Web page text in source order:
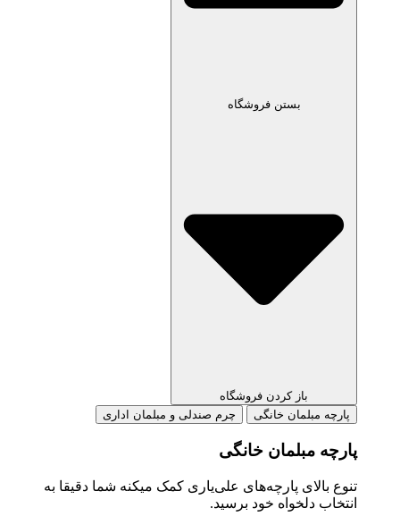
بستن فروشگاه
باز کردن فروشگاه
مبلمان خانگی
چرم صندلی و مبلمان اداری
مبلمان خانگی
بالای پارچه‌های علی‌یاری کمک میکنه شما دقیقا به
دلخواه خود برسید.